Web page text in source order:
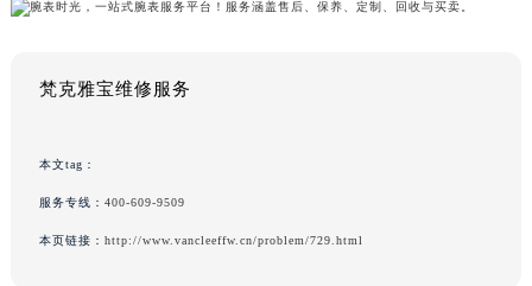
梵克雅宝维修服务
本文tag：
服务专线： 400-609-9509
本页链接： http://www.vancleeffw.cn/problem/729.html